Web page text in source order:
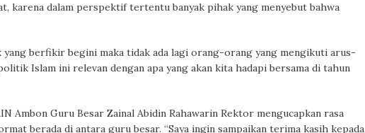
karena dalam perspektif tertentu banyak pihak yang menyebut bahwa
yang berfikir begini maka tidak ada lagi orang-orang yang mengikuti arus-
Islam ini relevan dengan apa yang akan kita hadapi bersama di tahun
Ambon Guru Besar Zainal Abidin Rahawarin Rektor mengucapkan rasa
berada di antara guru besar. “Saya ingin sampaikan terima kasih kepada